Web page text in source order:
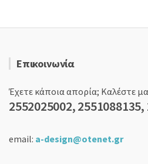
Επικοινωνία
Έχετε κάποια απορία; Καλέστε
2552025002,
email: a-design@otenet.gr